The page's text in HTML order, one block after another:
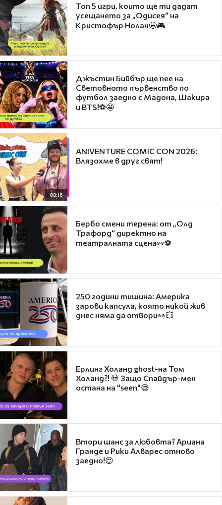
Топ 5 игри, които ще ти дадат
усещането за „Одисея“ на
Кристофър Нолан🤩🎮
Джъстин Бийбър ще пее на
Световното първенство по
футбол заедно с Мадона, Шакира
и BTS!⚽🤩
08:16
ANIVENTURE COMIC CON 2026:
Влязохме в друг свят!
Бербо смени терена: от „Олд
Трафорд“ директно на
театралната сцена👀⚽
250 години тишина: Америка
зарови капсула, която никой жив
днес няма да отвори👀💥
Ерлинг Холанд ghost-на Том
Холанд?! 💀 Защо Спайдър-мен
остана на "seen"😅
Втори шанс за любовта? Ариана
Гранде и Рики Алварес отново
заедно!😍